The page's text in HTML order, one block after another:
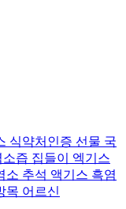
식약처인증 선물 국
소즙 집들이 엑기스
소 추석 액기스 흑염
목 어르신